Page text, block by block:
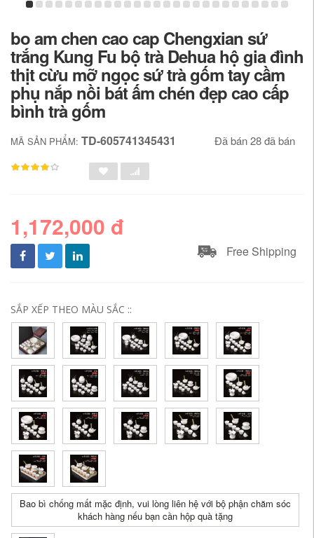
bo am chen cao cap Chengxian sứ
trắng Kung Fu bộ trà Dehua hộ gia đình
thịt cừu mỡ ngọc sứ trà gốm tay cầm
phụ nắp nồi bát ấm chén đẹp cao cấp
bình trà gốm
MÃ SẢN PHẨM: TD-605741345431 Đã bán 28 đã bán
1,172,000 đ
Free Shipping
SẮP XẾP THEO MÀU SẮC ::
Bao bì chống mất mặc định, vui lòng liên hệ với bộ phận chăm sóc
khách hàng nếu bạn cần hộp quà tặng